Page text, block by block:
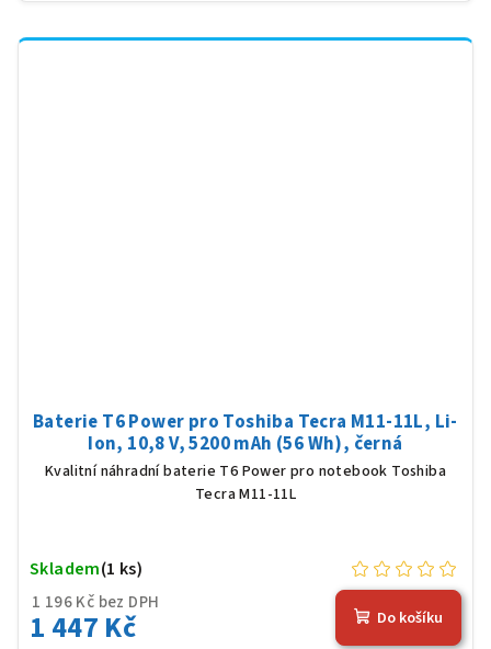
Baterie T6 Power pro Toshiba Tecra M11-11L, Li-
Ion, 10,8 V, 5200 mAh (56 Wh), černá
Kvalitní náhradní baterie T6 Power pro notebook Toshiba
Tecra M11-11L
1 196 Kč bez DPH
1 447 Kč
Skladem(1 ks)
Do košíku